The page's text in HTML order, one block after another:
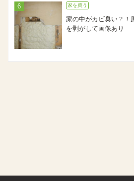
家を買う
家の中がカビ臭い？！
を剥がして画像あり